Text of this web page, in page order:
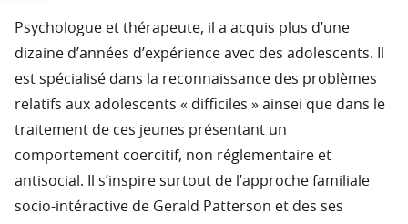
Psychologue et thérapeute, il a acquis plus d’une
dizaine d’années d’expérience avec des adolescents. Il
est spécialisé dans la reconnaissance des problèmes
relatifs aux adolescents « difficiles » ainsei que dans le
traitement de ces jeunes présentant un
comportement coercitif, non réglementaire et
antisocial. Il s’inspire surtout de l’approche familiale
socio-intéractive de Gerald Patterson et des ses